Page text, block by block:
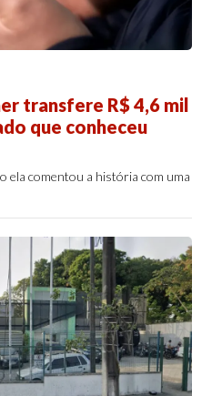
transfere R$ 4,6 mil
que conheceu
ela comentou a história com uma